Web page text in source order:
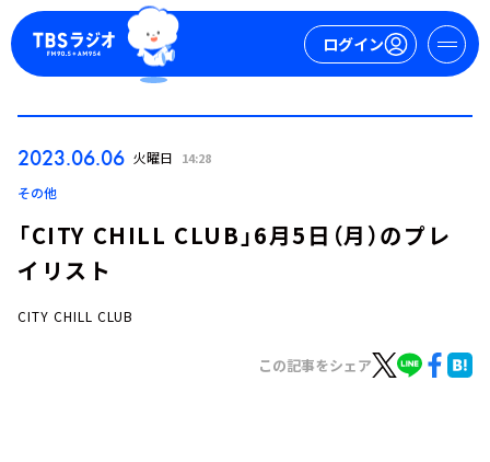
ログイン
2023.06.06 火曜日 14:28
その他
「CITY CHILL CLUB」6月5日（月）のプレ
イリスト
CITY CHILL CLUB
この記事をシェア